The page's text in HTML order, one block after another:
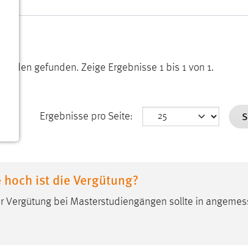
gefunden. Zeige Ergebnisse 1 bis 1 von 1.
Ergebnisse pro Seite:
ist die Vergütung?
bei Masterstudiengängen sollte in